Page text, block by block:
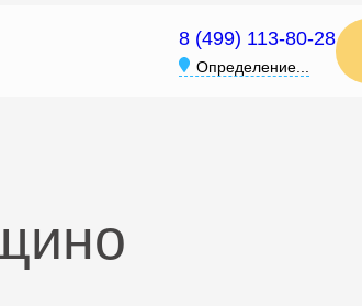
8 (499) 113-80-28
Определение...